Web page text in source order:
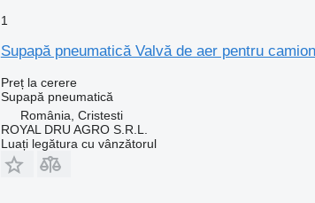
1
Supapă pneumatică Valvă de aer pentru
Preț la cerere
Supapă pneumatică
România, Cristesti
ROYAL DRU AGRO S.R.L.
Luați legătura cu vânzătorul